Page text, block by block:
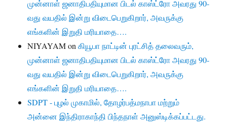
முன்னாள் ஜனாதிபதியுமான பிடல் காஸ்ட்ரோ அவரது 90-
வது வயதில் இன்று விடைபெறுகிறார், அவருக்கு
எங்களின் இறுதி மரியாதை….
NIYAYAMonகியூபா நாட்டின் புரட்சித் தலைவரும்,
முன்னாள் ஜனாதிபதியுமான பிடல் காஸ்ட்ரோ அவரது 90-
வது வயதில் இன்று விடைபெறுகிறார், அவருக்கு
எங்களின் இறுதி மரியாதை….
SDPT - புழல் முகாமில், தோழர்பத்மநாபா மற்றும்
அன்னை இந்திராகாந்தி பிந்தநாள் அனுஸ்டிக்கப்பட்டது.